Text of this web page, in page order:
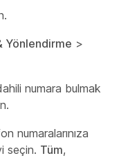
Yönlendirme >
numara bulmak
numaralarınıza
seçin. Tüm,